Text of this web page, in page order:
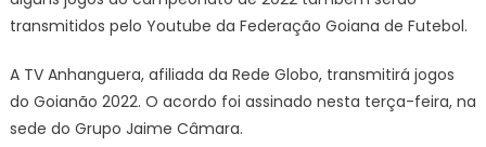
transmitidos pelo Youtube da Federação Goiana de Futebol.
A TV Anhanguera, afiliada da Rede Globo, transmitirá jogos
do Goianão 2022. O acordo foi assinado nesta terça-feira, na
sede do Grupo Jaime Câmara.